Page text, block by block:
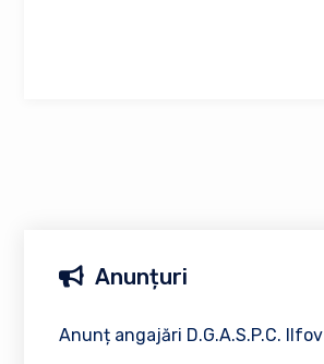
Anunțuri
Anunț angajări D.G.A.S.P.C. Ilfov